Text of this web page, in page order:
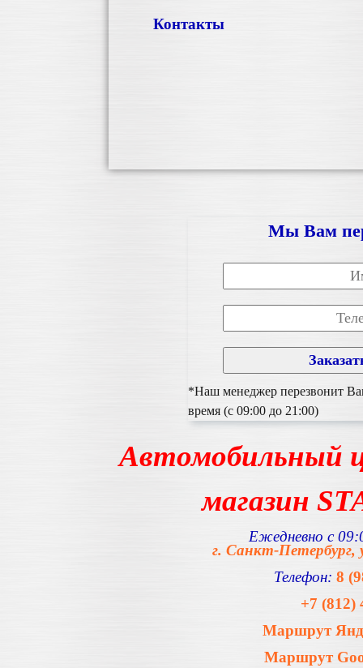
Контакты
Мы Вам
*Наш менеджер перезвонит
время (с 09:00 до 21:00)
Автомобильный
магазин
Ежедневно с
г. Санкт-Петербург,
Телефон: 8
+7 (812)
Маршрут
Маршрут